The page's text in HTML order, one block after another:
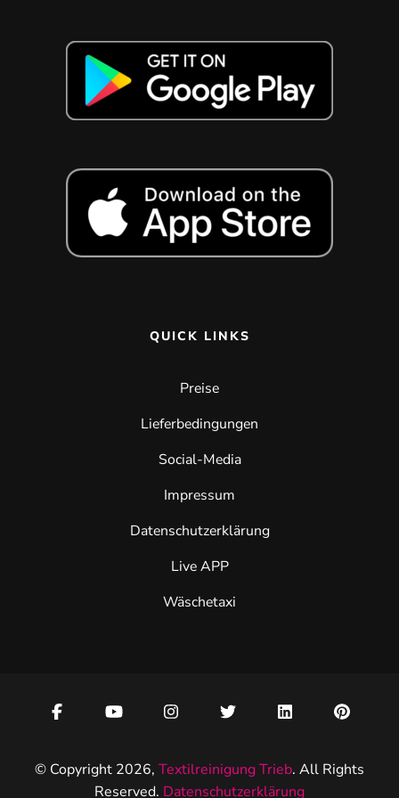
QUICK LINKS
Preise
Lieferbedingungen
Social-Media
Impressum
Datenschutzerklärung
Live APP
Wäschetaxi
© Copyright 2026, Textilreinigung Trieb. All Rights
Reserved. Datenschutzerklärung